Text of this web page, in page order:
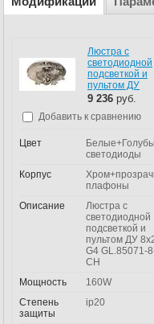
Люстра с
светодиодной
подсветкой и
пультом ДУ
9 236 руб.
Добавить к сравнению
Цвет
светодиоды
Корпус
плафоны
Описание
Люстра с
светодиодной
подсветкой и
пультом ДУ
G4 GL.85071-
CH
Мощность
160W
Степень
защиты
ip20